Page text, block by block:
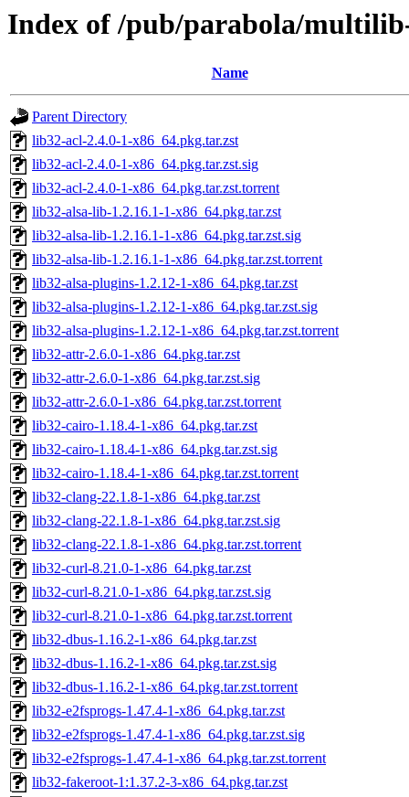
Index of /pub/parabola/
Name
Parent Directory
lib32-acl-2.4.0-1-x86_64.pkg.tar.zst
lib32-acl-2.4.0-1-x86_64.pkg.tar.zst.sig
lib32-acl-2.4.0-1-x86_64.pkg.tar.zst.torrent
lib32-alsa-lib-1.2.16.1-1-x86_64.pkg.tar.zst
lib32-alsa-lib-1.2.16.1-1-x86_64.pkg.tar.zst.sig
lib32-alsa-lib-1.2.16.1-1-x86_64.pkg.tar.zst.torrent
lib32-alsa-plugins-1.2.12-1-x86_64.pkg.tar.zst
lib32-alsa-plugins-1.2.12-1-x86_64.pkg.tar.zst.sig
lib32-alsa-plugins-1.2.12-1-x86_64.pkg.tar.zst.torrent
lib32-attr-2.6.0-1-x86_64.pkg.tar.zst
lib32-attr-2.6.0-1-x86_64.pkg.tar.zst.sig
lib32-attr-2.6.0-1-x86_64.pkg.tar.zst.torrent
lib32-cairo-1.18.4-1-x86_64.pkg.tar.zst
lib32-cairo-1.18.4-1-x86_64.pkg.tar.zst.sig
lib32-cairo-1.18.4-1-x86_64.pkg.tar.zst.torrent
lib32-clang-22.1.8-1-x86_64.pkg.tar.zst
lib32-clang-22.1.8-1-x86_64.pkg.tar.zst.sig
lib32-clang-22.1.8-1-x86_64.pkg.tar.zst.torrent
lib32-curl-8.21.0-1-x86_64.pkg.tar.zst
lib32-curl-8.21.0-1-x86_64.pkg.tar.zst.sig
lib32-curl-8.21.0-1-x86_64.pkg.tar.zst.torrent
lib32-dbus-1.16.2-1-x86_64.pkg.tar.zst
lib32-dbus-1.16.2-1-x86_64.pkg.tar.zst.sig
lib32-dbus-1.16.2-1-x86_64.pkg.tar.zst.torrent
lib32-e2fsprogs-1.47.4-1-x86_64.pkg.tar.zst
lib32-e2fsprogs-1.47.4-1-x86_64.pkg.tar.zst.sig
lib32-e2fsprogs-1.47.4-1-x86_64.pkg.tar.zst.torrent
lib32-fakeroot-1:1.37.2-3-x86_64.pkg.tar.zst